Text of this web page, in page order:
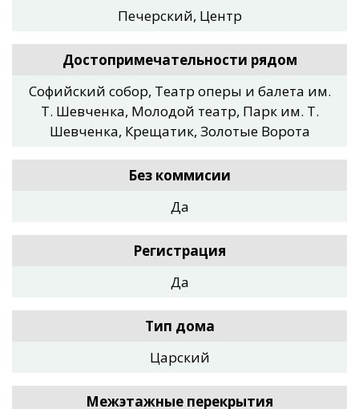
Печерский, Центр
Достопримечательности рядом
Софийский собор, Театр оперы и балета им.
Т. Шевченка, Молодой театр, Парк им. Т.
Шевченка, Крещатик, Золотые Ворота
Без коммисии
Да
Регистрация
Да
Тип дома
Царский
Межэтажные перекрытия